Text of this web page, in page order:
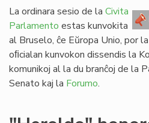
La ordinara sesio de la Civita
Parlamento estas kunvokita
al Bruselo, ĉe Eŭropa Unio, por
oﬁcialan kunvokon dissendis la
komunikoj al la du branĉoj de la
Senato kaj la Forumo.